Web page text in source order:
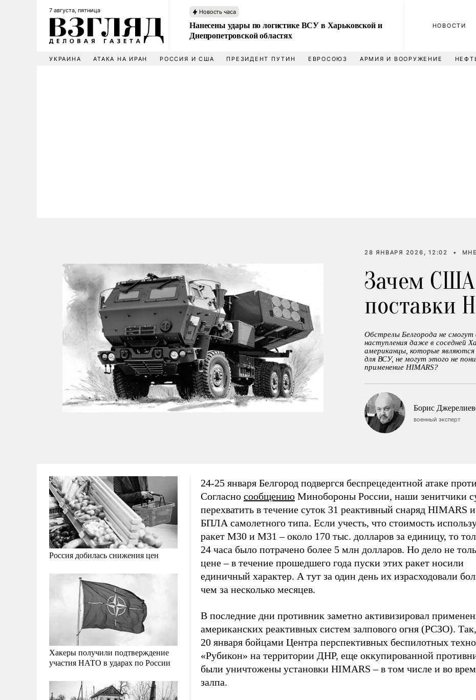
7 августа, пятница Новость часа
Нанесены удары по логистике ВСУ в Харьковской и
Днепропетровской областях
НОВОСТИ
УКРАИНА АТАКА НА ИРАН РОССИЯ И США ПРЕЗИДЕНТ ПУТИН ЕВРОСОЮЗ АРМИЯ И ВООРУЖЕНИЕ
28 ЯНВАРЯ 2026, 12:02 •
Зачем США
поставки
Обстрелы Белгорода не смогут
наступления даже в соседней
американцы, которые
для ВСУ, не могут этого не
применение HIMARS?
Борис
военный эксперт
Россия добилась снижения цен
Хакеры получили подтверждение
участия НАТО в ударах по России
24-25 января Белгород подвергся беспрецедентной атаке
Согласно сообщению Минобороны России, наши зенитчики
перехватить в течение суток 31 реактивный снаряд HIMARS
БПЛА самолетного типа. Если учесть, что стоимость
ракет M30 и M31 – около 170 тыс. долларов за единицу, то
24 часа было потрачено более 5 млн долларов. Но дело не
цене – в течение прошедшего года пуски этих ракет носили
единичный характер. А тут за один день их израсходовали
чем за несколько месяцев.
В последние дни противник заметно активизировал
американских реактивных систем залпового огня (РСЗО).
20 января бойцами Центра перспективных беспилотных
«Рубикон» на территории ДНР, еще оккупированной
были уничтожены установки HIMARS – в том числе и во
залпа.